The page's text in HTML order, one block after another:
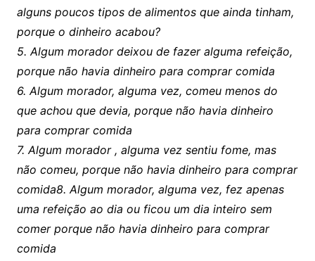
alguns poucos tipos de alimentos que ainda tinham,
porque o dinheiro acabou?
5. Algum morador deixou de fazer alguma refeição,
porque não havia dinheiro para comprar comida
6. Algum morador, alguma vez, comeu menos do
que achou que devia, porque não havia dinheiro
para comprar comida
7. Algum morador , alguma vez sentiu fome, mas
não comeu, porque não havia dinheiro para comprar
comida8. Algum morador, alguma vez, fez apenas
uma refeição ao dia ou ficou um dia inteiro sem
comer porque não havia dinheiro para comprar
comida